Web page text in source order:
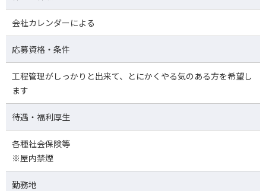
会社カレンダーによる
応募資格・条件
工程管理がしっかりと出来て、とにかくやる気のある方を希望し
ます
待遇・福利厚生
各種社会保険等
※屋内禁煙
勤務地